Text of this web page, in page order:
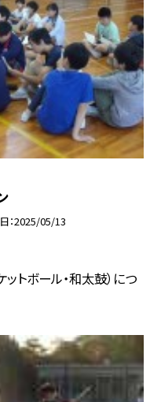
2025/05/13
トボール・和太鼓）につ